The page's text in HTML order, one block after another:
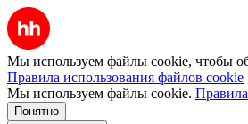
Мы используем файлы cookie, чтобы
Правила использования файлов cookie
Мы используем файлы cookie.
Понятно